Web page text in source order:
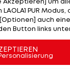
bis 2023
PUR
auch
Button links